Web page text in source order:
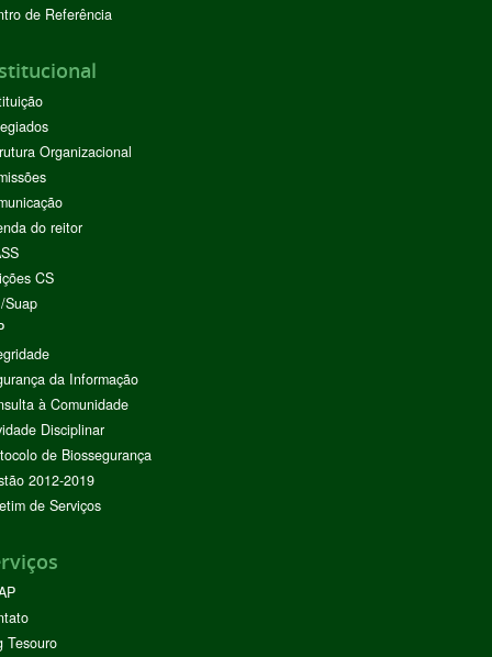
de Referência
Organizacional
do reitor
CS
Suap
da Informação
à Comunidade
Disciplinar
de Biossegurança
2012-2019
de Serviços
Tesouro